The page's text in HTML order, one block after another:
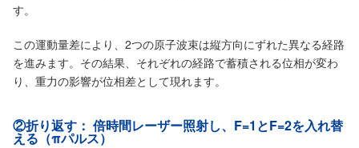
す。
この運動量差により、2つの原子波束は縦方向にずれた異なる経路
を進みます。その結果、それぞれの経路で蓄積される位相が変わ
り、重力の影響が位相差として現れます。
②折り返す： 倍時間レーザー照射し、F=1とF=2を入れ替
える（πパルス）